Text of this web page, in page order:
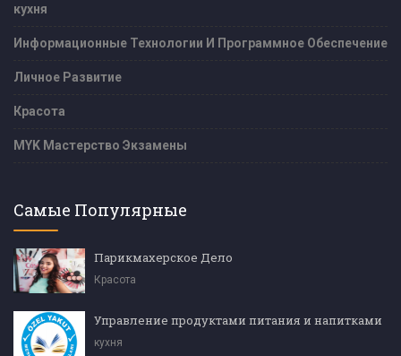
кухня
Информационные Технологии И Программное Обеспечение
Личное Развитие
Красота
MYK Мастерство Экзамены
Самые Популярные
Парикмахерское Дело
Красота
Управление продуктами питания и напитками
кухня